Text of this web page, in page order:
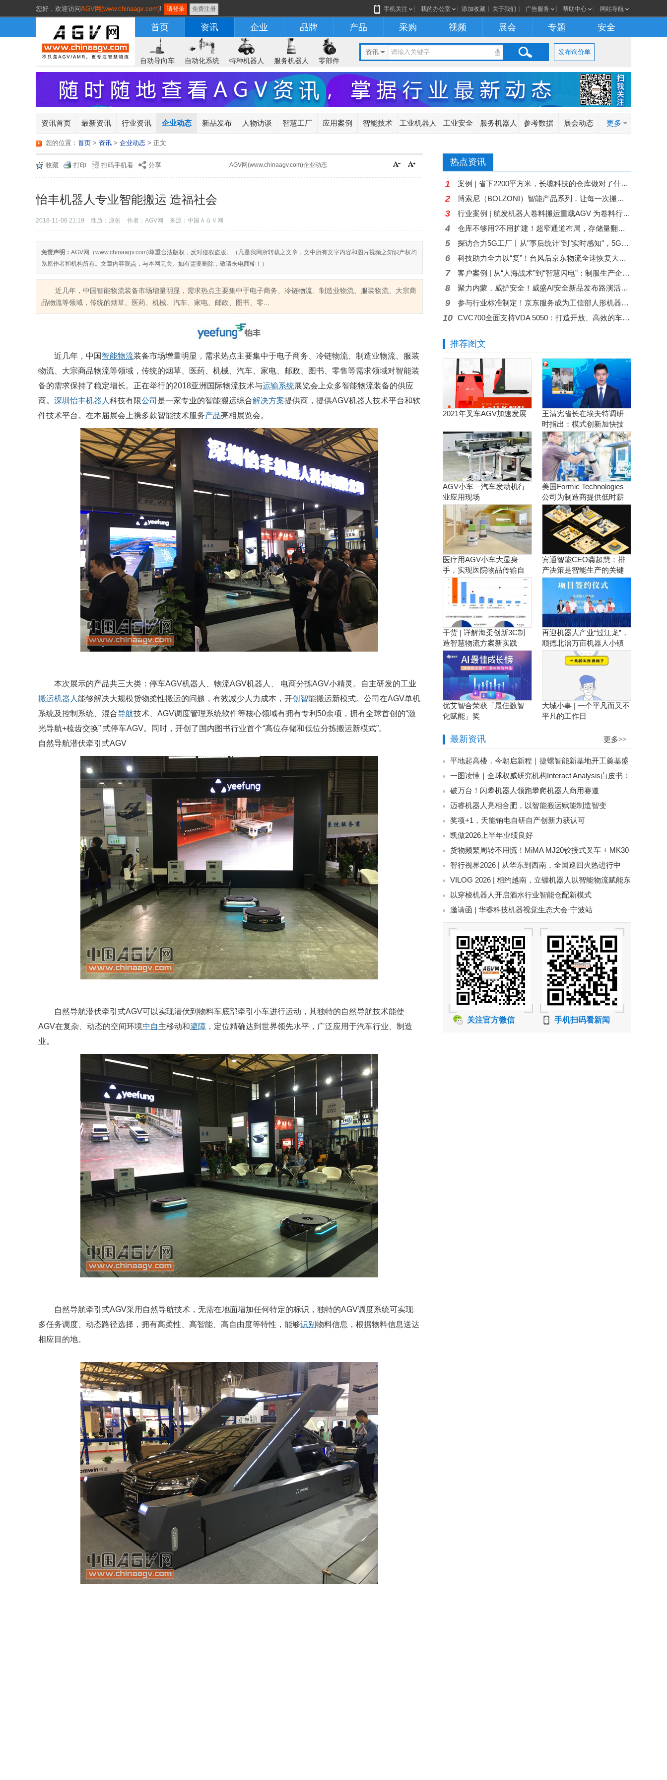
您好， 欢迎访问AGV网(www.chinaagv.com)! 请登录 免费注册 手机关注 我的办公室 添加收藏 关于我们 广告服务 帮助中心 网站导航
首页 资讯 企业 品牌 产品 采购 视频 展会 专题 安全
自动导向车 自动化系统 特种机器人 服务机器人 零部件
资讯 发布询价单
资讯首页 最新资讯 行业资讯 企业动态 新品发布 人物访谈 智慧工厂 应用案例 智能技术 工业机器人 工业安全 服务机器人 参考数据 展会动态 更多
您的位置： 首页 > 资讯 > 企业动态 > 正文
收藏 打印 扫码手机看 分享 AGV网(www.chinaagv.com)企业动态
怡丰机器人专业智能搬运 造福社会
2018-11-06 21:19 性质：原创 作者：AGV网 来源：中国ＡＧＶ网
免责声明： AGV网（www.chinaagv.com)尊重合法版权，反对侵权盗版。（凡是我网所转载之文章，文中所有文字内容和图片视频之知识产权均
系原作者和机构所有。文章内容观点，与本网无关。如有需要删除，敬请来电商榷！）
近几年，中国智能物流装备市场增量明显，需求热点主要集中于电子商务、冷链物流、制造业物流、服装物流、大宗商
品物流等领域，传统的烟草、医药、机械、汽车、家电、邮政、图书、零...
近几年，中国 智能物流装备市场增量明显，需求热点主要集中于电子商务、冷链物流、制造业物流、服装
物流、大宗商品物流等领域，传统的烟草、医药、机械、汽车、家电、邮政、图书、零售等需求领域对智能装
备的需求保持了稳定增长。正在举行的2018亚洲国际物流技术与运输系统展览会上众多智能物流装备的供应
商。 深圳怡丰机器人 科技有限公司 是一家专业的智能搬运综合解决方案提供商，提供AGV机器人技术平台和软
件技术平台。在本届展会上携多款智能技术服务产品亮相展览会。
本次展示的产品共三大类：停车AGV机器人、物流AGV机器人、 电商分拣AGV小精灵。自主研发的工业
搬运机器人 能够解决大规模货物柔性搬运的问题，有效减少人力成本，开创智能搬运新模式。公司在AGV单机
系统及控制系统、混合导航技术、AGV调度管理系统软件等核心领域有拥有专利50余项，拥有全球首创的“激
光导航+梳齿交换” 式停车AGV。同时，开创了国内图书行业首个“高位存储和低位分拣搬运新模式”。
自然导航潜伏牵引式AGV
自然导航潜伏牵引式AGV可以实现潜伏到物料车底部牵引小车进行运动，其独特的自然导航技术能使
AGV在复杂、动态的空间环境中自主移动和避障 ，定位精确达到世界领先水平，广泛应用于汽车行业、制造
业。
自然导航牵引式AGV采用自然导航技术，无需在地面增加任何特定的标识，独特的AGV调度系统可实现
多任务调度、动态路径选择，拥有高柔性、高智能、高自由度等特性，能够识别 物料信息，根据物料信息送达
相应目的地。
热点资讯
1 案例 | 省下2200平方米，长缆科技的仓库做对了什么？
2 博索尼（BOLZONI）智能产品系列，让每一次搬运都更加智慧
3 行业案例 | 航发机器人卷料搬运重载AGV 为卷料行业运输难题“卷”出高效解决方案
4 仓库不够用?不用扩建！超窄通道布局，存储量翻倍，MiMA1.6吨站驾三向堆垛式叉车+智慧仓储，赋能机械配件行业空间扩容！
5 探访合力5G工厂丨从"事后统计"到"实时感知"，5G让离散制造车间更"聪明"
6 科技助力全力以“复”！台风后京东物流全速恢复大湾区服务
7 客户案例 | 从“人海战术”到“智慧闪电”：制服生产企业的分拣革命
8 聚力内蒙，威护安全！威盛AI安全新品发布路演活动圆满举行！
9 参与行业标准制定！京东服务成为工信部人形机器人与具身智能标委会应用工作组（WG5）成员
10 CVC700全面支持VDA 5050：打造开放、高效的车辆控制器通信架构
推荐图文
2021年叉车AGV加速发展
王清宪省长在埃夫特调研
时指出：模式创新加快技
术创新和产品创新的落地
AGV小车—汽车发动机行
业应用现场
美国Formic Technologies
公司为制造商提供低时薪
的租赁工业机器人服务
医疗用AGV小车大显身
手，实现医院物品传输自
动化！
宾通智能CEO龚超慧：排
产决策是智能生产的关键
干货 | 详解海柔创新3C制
造智慧物流方案新实践
再迎机器人产业“过江龙”，
顺德北滘万亩机器人小镇
正逐步成型！
优艾智合荣获「最佳数智
化赋能」奖
大城小事 | 一个平凡而又不
平凡的工作日
最新资讯 更多>>
平地起高楼，今朝启新程｜捷螺智能新基地开工奠基盛
典圆满落幕
一图读懂｜全球权威研究机构Interact Analysis白皮书：
上存下拣托盘方案市场潜力评估
破万台！闪攀机器人领跑攀爬机器人商用赛道
迈睿机器人亮相合肥，以智能搬运赋能制造智变
奖项+1，天能钠电自研自产创新力获认可
凯傲2026上半年业绩良好
货物频繁周转不用慌！MiMA MJ20铰接式叉车 + MK30
平衡重叉车，助力电商行业仓储效率翻倍！
智行视界2026 | 从华东到西南，全国巡回火热进行中
VILOG 2026 | 相约越南，立镖机器人以智能物流赋能东
南亚市场
以穿梭机器人开启酒水行业智能仓配新模式
邀请函 | 华睿科技机器视觉生态大会·宁波站
关注官方微信 手机扫码看新闻